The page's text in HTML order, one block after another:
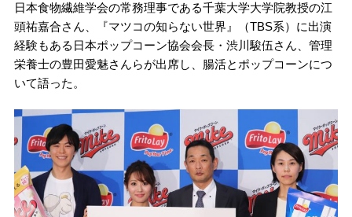
日本食物繊維学会の常務理事である千葉大学大学院教授の江
頭祐嘉合さん、『マツコの知らない世界』（TBS系）に出演
経験もある日本ポップコーン協会会長・渋川駿伍さん、管理
栄養士の豊田愛魅さんらが出席し、腸活とポップコーンにつ
いて語った。